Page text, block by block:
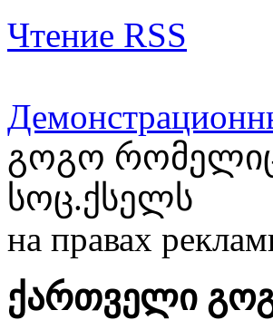
Чтение RSS
გოგო
სოც.ქსელს
на правах
ქართველი